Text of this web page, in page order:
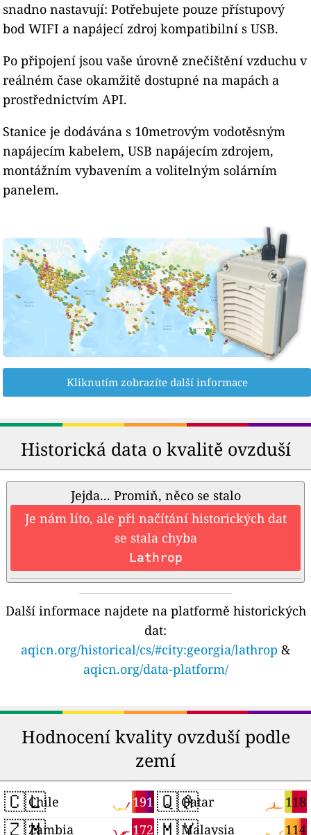
snadno nastavují: Potřebujete pouze přístupový
bod WIFI a napájecí zdroj kompatibilní s USB.
Po připojení jsou vaše úrovně znečištění vzduchu v
reálném čase okamžitě dostupné na mapách a
prostřednictvím API.
Stanice je dodávána s 10metrovým vodotěsným
napájecím kabelem, USB napájecím zdrojem,
montážním vybavením a volitelným solárním
panelem.
Kliknutím zobrazíte další informace
Historická data o kvalitě ovzduší
Jejda... Promiň, něco se stalo
Je nám líto, ale při načítání historických dat
se stala chyba
Lathrop
Další informace najdete na platformě historických
dat:
aqicn.org/historical/cs/#city:georgia/lathrop &
aqicn.org/data-platform/
Hodnocení kvality ovzduší podle
zemí
🇨🇱 191
Chile
🇿🇲 172
Zambia
🇶🇦 118
Qatar
🇲🇾 114
Malaysia